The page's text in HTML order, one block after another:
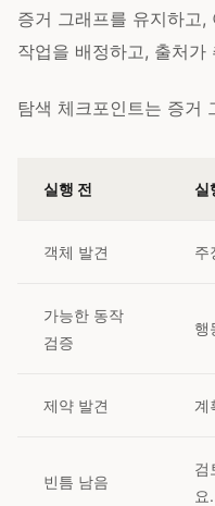
증거 그래프를 유지하고,
작업을 배정하고, 출처가
탐색 체크포인트는 증거
실행 전 실
객체 발견 주
가능한 동작
검증
행
제약 발견 계
빈틈 남음
검
요.